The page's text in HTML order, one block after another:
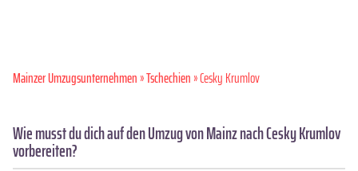
Mainzer Umzugsunternehmen»Tschechien» Cesky Krumlov
Wie musst du dich auf den Umzug von Mainz nach Cesky Krumlov
vorbereiten?